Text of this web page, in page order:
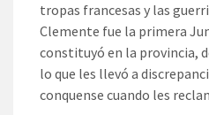
tropas francesas y las
Clemente fue la primera
constituyó en la provincia,
lo que les llevó a
conquense cuando les